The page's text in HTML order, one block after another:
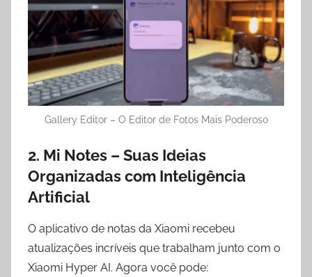
Gallery Editor – O Editor de Fotos Mais Poderoso
2. Mi Notes – Suas Ideias
Organizadas com Inteligência
Artificial
O aplicativo de notas da Xiaomi recebeu
atualizações incríveis que trabalham junto com o
Xiaomi Hyper AI. Agora você pode: